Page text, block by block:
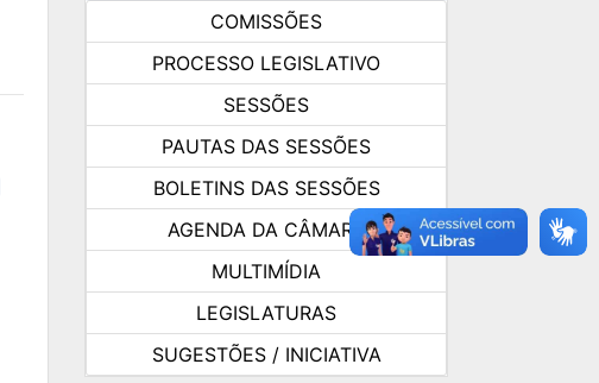
COMISSÕES
PROCESSO LEGISLATIVO
SESSÕES
PAUTAS DAS SESSÕES
BOLETINS DAS SESSÕES
AGENDA DA CÂMARA
MULTIMÍDIA
LEGISLATURAS
SUGESTÕES / INICIATIVA